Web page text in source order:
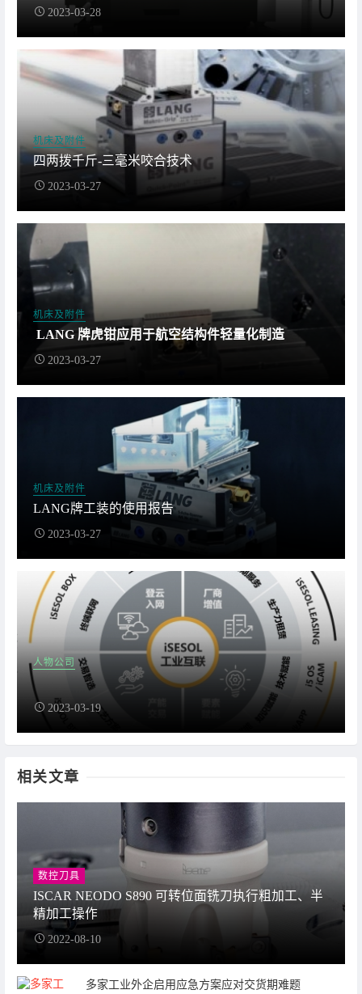
2023-03-28
机床及附件
四两拨千斤-三毫米咬合技术
2023-03-27
机床及附件
LANG 牌虎钳应用于航空结构件轻量化制造
2023-03-27
机床及附件
LANG牌工装的使用报告
2023-03-27
人物公司
2023-03-19
相关文章
数控刀具
ISCAR NEODO S890 可转位面铣刀执行粗加工、半
精加工操作
2022-08-10
多家工业外企启用应急方案应对交货期难题